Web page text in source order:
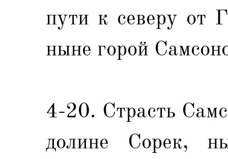
пути к северу от
ныне горой
4-20. Страсть
долине Сорек,